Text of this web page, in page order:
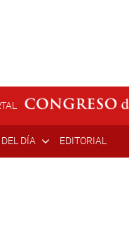
DÍA EDITORIAL